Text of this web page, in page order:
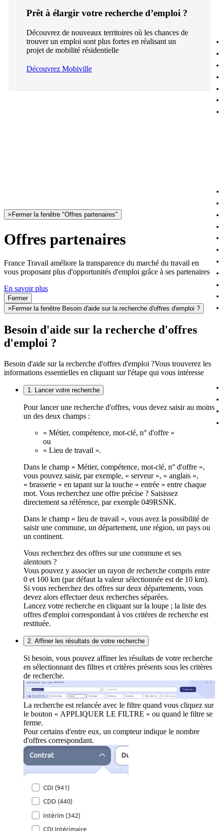
Prêt à élargir votre recherche d’emploi ?
Découvrez de nouveaux territoires où les chances de
trouver un emploi sont plus fortes en réalisant un
projet de mobilité résidentielle
Découvrez Mobiville
× Fermer la fenêtre "Offres partenaires"
Offres partenaires
France Travail améliore la transparence du marché du travail en
vous proposant plus d'opportunités d'emploi grâce à ses partenaires
En savoir plus
Fermer
× Fermer la fenêtre Besoin d'aide sur la recherche d'offres d'emploi ?
Besoin d'aide sur la recherche d'offres
d'emploi ?
Besoin d'aide sur la recherche d'offres d'emploi ?Vous trouverez les
informations essentielles en cliquant sur l'étape qui vous intéresse
1. Lancer votre recherche
Pour lancer une recherche d'offres, vous devez saisir au moins
un des deux champs :
« Métier, compétence, mot-clé, n° d'offre »
ou
« Lieu de travail ».
Dans le champ « Métier, compétence, mot-clé, n° d'offre »,
vous pouvez saisir, par exemple, « serveur », « anglais »,
« brasserie » en tapant sur la touche « entrée » entre chaque
mot. Vous recherchez une offre précise ? Saisissez
directement sa référence, par exemple 049RSNK.
Dans le champ « lieu de travail », vous avez la possibilité de
saisir une commune, un département, une région, un pays ou
un continent.
Vous recherchez des offres sur une commune et ses
alentours ?
Vous pouvez y associer un rayon de recherche compris entre
0 et 100 km (par défaut la valeur sélectionnée est de 10 km).
Si vous recherchez des offres sur deux départements, vous
devez alors effectuer deux recherches séparées.
Lancez votre recherche en cliquant sur la loupe ; la liste des
offres d'emploi correspondant à vos critères de recherche est
restituée.
2. Affiner les résultats de votre recherche
Si besoin, vous pouvez affiner les résultats de votre recherche
en sélectionnant des filtres et critères présents sous les critères
de recherche.
La recherche est relancée avec le filtre quand vous cliquez sur
le bouton « APPLIQUER LE FILTRE » ou quand le filtre se
ferme.
Pour certains d'entre eux, un compteur indique le nombre
d'offres correspondant.